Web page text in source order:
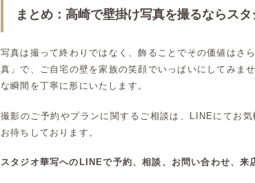
まとめ：高崎で壁掛け写真を撮るならス
写真は撮って終わりではなく、飾ることでその価値はさ
真」で、ご自宅の壁を家族の笑顔でいっぱいにしてみま
な瞬間を丁寧に形にいたします。
撮影のご予約やプランに関するご相談は、LINEにてお
お待ちしております。
スタジオ華写へのLINEで予約、相談、お問い合わせ、来
高
大宮
高
大宮